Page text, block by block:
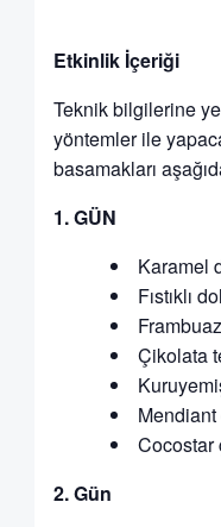
Etkinlik İçeriği
Teknik bilgilerine
yöntemler ile
basamakları
1.GÜN
Karamel
Fıstıklı
Çikolata
Mendiant
Cocostar
2.Gün